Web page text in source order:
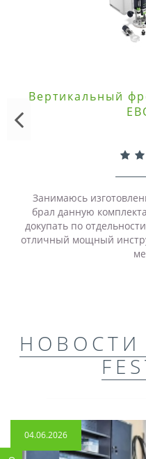
Вертикальный
Занимаюсь
брал данную
докупать по
отличный мощный
04.06.2026